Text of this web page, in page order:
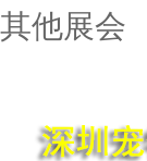
其他展会